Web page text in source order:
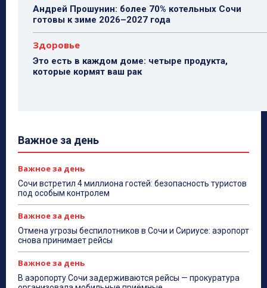
Андрей Прошунин: более 70% котельных Сочи
готовы к зиме 2026–2027 года
Здоровье
Это есть в каждом доме: четыре продукта,
которые кормят ваш рак
Важное за день
Важное за день
Сочи встретил 4 миллиона гостей: безопасность туристов
под особым контролем
Важное за день
Отмена угрозы беспилотников в Сочи и Сириусе: аэропорт
снова принимает рейсы
Важное за день
В аэропорту Сочи задерживаются рейсы — прокуратура